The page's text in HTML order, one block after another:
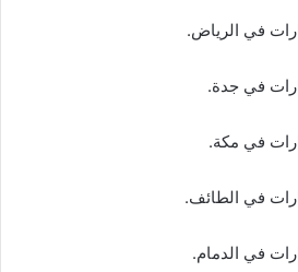
في الرياض.
في جدة.
في مكة.
في الطائف.
في الدمام.